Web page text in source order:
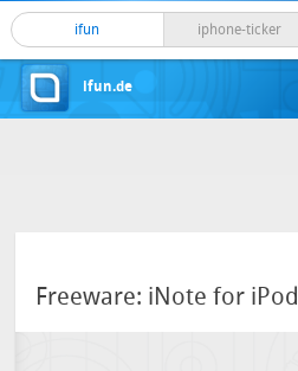
ifun iphone-ticker
ifun.de
Freeware: iNote for iPod